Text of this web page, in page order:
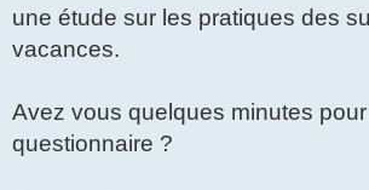
une étude sur les pratiques des
vacances.
Avez vous quelques minutes
questionnaire ?